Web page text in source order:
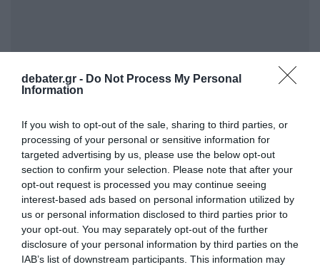
debater.gr - Do Not Process My Personal
Information
If you wish to opt-out of the sale, sharing to third parties, or
processing of your personal or sensitive information for
targeted advertising by us, please use the below opt-out
section to confirm your selection. Please note that after your
opt-out request is processed you may continue seeing
interest-based ads based on personal information utilized by
us or personal information disclosed to third parties prior to
your opt-out. You may separately opt-out of the further
disclosure of your personal information by third parties on the
IAB’s list of downstream participants. This information may
ΣΧΟΛΙΑ